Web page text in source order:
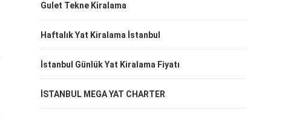
Gulet Tekne Kiralama
Haftalık Yat Kiralama İstanbul
İstanbul Günlük Yat Kiralama Fiyatı
İSTANBUL MEGA YAT CHARTER